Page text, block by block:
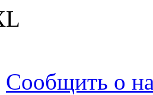
Сообщить о